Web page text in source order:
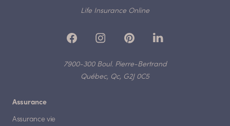
Life Insurance Online
7900-300 Boul. Pierre-Bertrand
Québec, Qc, G2J 0C5
Assurance
Assurance vie